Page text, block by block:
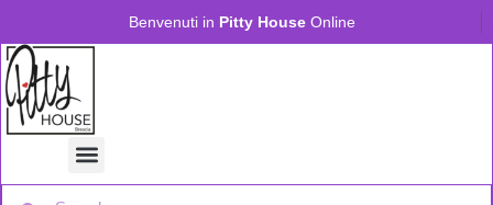
Benvenuti in Pitty House Online